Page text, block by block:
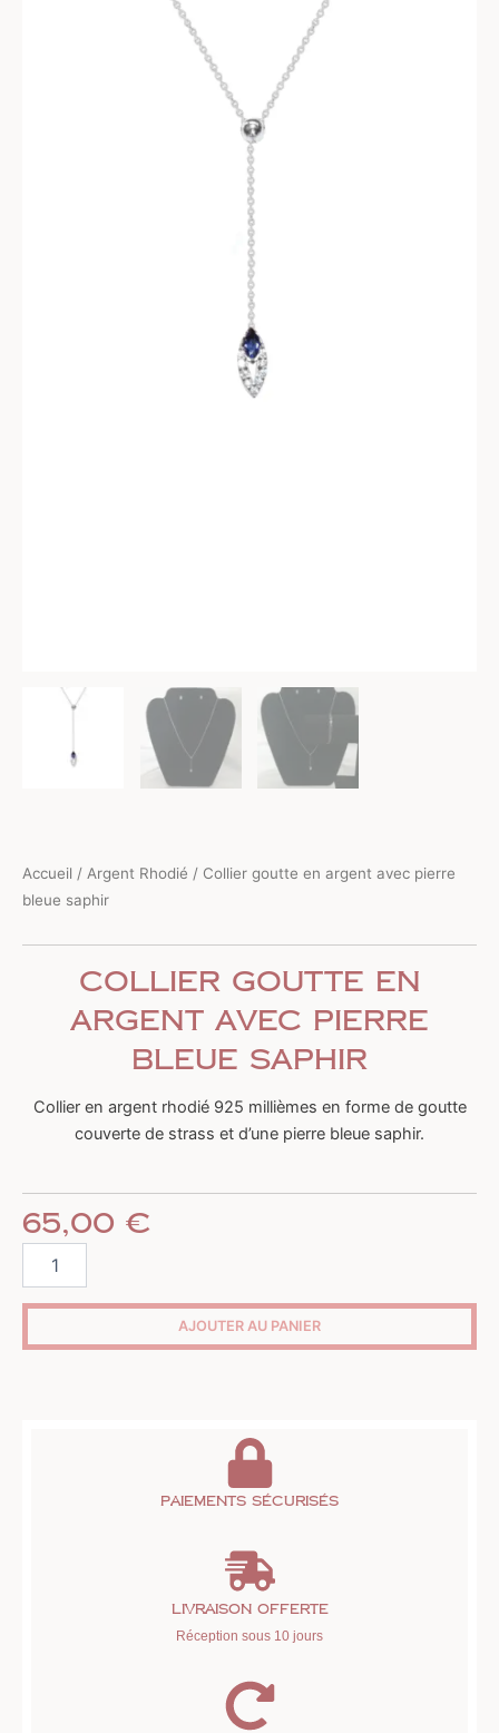
Accueil / Argent Rhodié / Collier goutte en argent avec pierre
bleue saphir
Collier goutte en
argent avec pierre
bleue saphir
Collier en argent rhodié 925 millièmes en forme de goutte
couverte de strass et d’une pierre bleue saphir.
65,00 €
en
AJOUTER AU PANIER
Paiements sécurisés
Livraison offerte
Réception sous 10 jours